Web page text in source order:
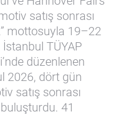
satış sonrası
mottosuyla 19–22
İstanbul TÜYAP
düzenlenen
2026, dört gün
satış sonrası
41